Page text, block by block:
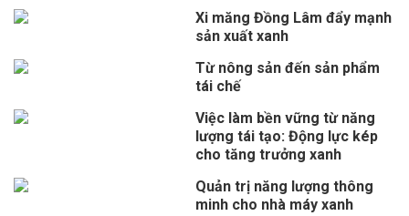
Xi măng Đồng Lâm đẩy mạnh
sản xuất xanh
Từ nông sản đến sản phẩm
tái chế
Việc làm bền vững từ năng
lượng tái tạo: Động lực kép
cho tăng trưởng xanh
Quản trị năng lượng thông
minh cho nhà máy xanh